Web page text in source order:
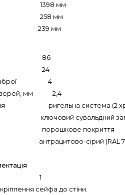
мм
258 мм
239 мм
л 86
24
зброї 4
дверей, мм 2,4
ригельна система (2
сувальдний
порошкове покриття
сірий (RAL
1
сейфа до стіни.